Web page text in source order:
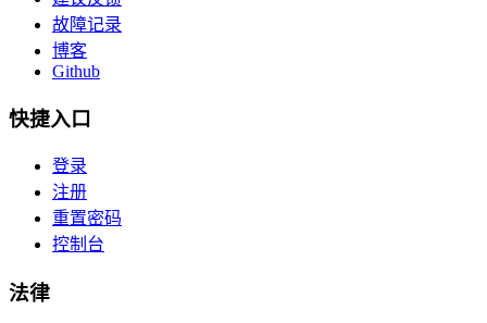
故障记录
博客
Github
快捷入口
登录
注册
重置密码
控制台
法律